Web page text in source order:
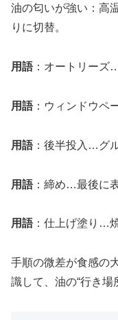
油の匂いが強い：高
りに切替。
用語：オートリーズ
用語：ウィンドウペ
用語：後半投入…グ
用語：締め…最後に
用語：仕上げ塗り…
手順の微差が食感の
識して、油の“行き場